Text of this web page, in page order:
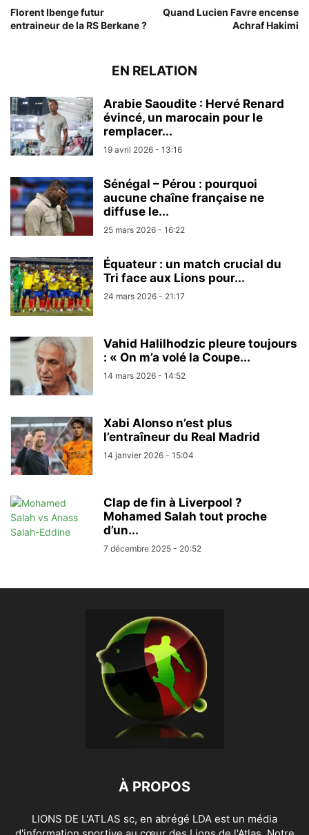
Florent Ibenge futur
entraineur de la RS Berkane ?
Quand Lucien Favre encense
Achraf Hakimi
EN RELATION
Arabie Saoudite : Hervé Renard
évincé, un marocain pour le
remplacer...
19 avril 2026 - 13:16
Sénégal – Pérou : pourquoi
aucune chaîne française ne
diffuse le...
25 mars 2026 - 16:22
Équateur : un match crucial du
Tri face aux Lions pour...
24 mars 2026 - 21:17
Vahid Halilhodzic pleure toujours
: « On m’a volé la Coupe...
14 mars 2026 - 14:52
Xabi Alonso n’est plus
l’entraîneur du Real Madrid
14 janvier 2026 - 15:04
Clap de fin à Liverpool ?
Mohamed Salah tout proche
d’un...
7 décembre 2025 - 20:52
À PROPOS
LIONS DE L'ATLAS sc, en abrégé LDA est un média